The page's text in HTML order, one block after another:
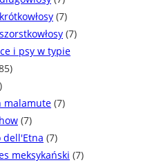
(7)
(7)
i psy w typie
malamute (7)
(7)
dell'Etna (7)
meksykański (7)